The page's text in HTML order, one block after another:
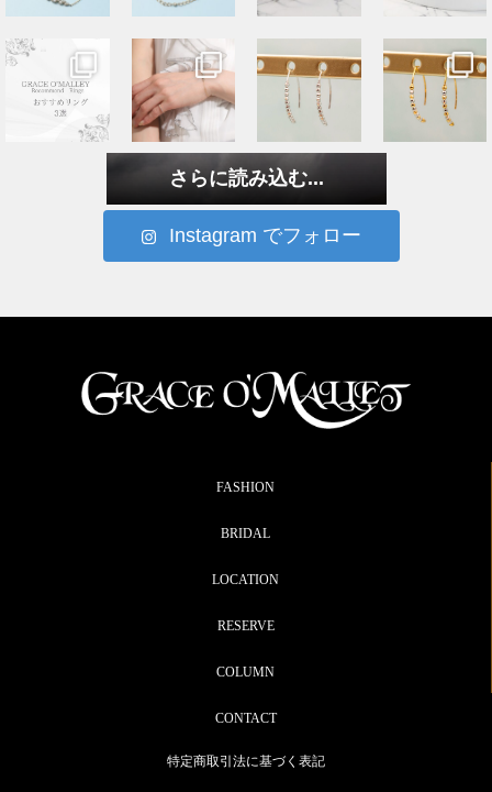
さらに読み込む...
Instagram でフォロー
FASHION
BRIDAL
LOCATION
RESERVE
COLUMN
CONTACT
特定商取引法に基づく表記